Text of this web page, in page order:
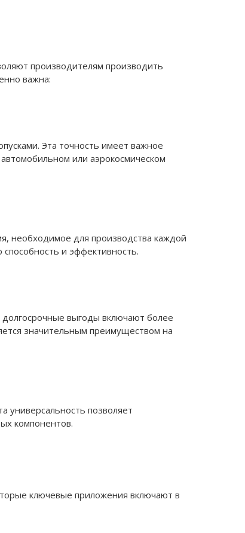
производителям производить
важна:
Эта точность имеет важное
или аэрокосмическом
необходимое для производства каждой
и эффективность.
выгоды включают более
значительным преимуществом на
универсальность позволяет
компонентов.
ключевые приложения включают в